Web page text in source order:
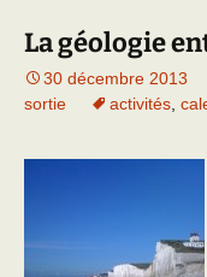
La géologie
30 décembre 2013
sortie
activités